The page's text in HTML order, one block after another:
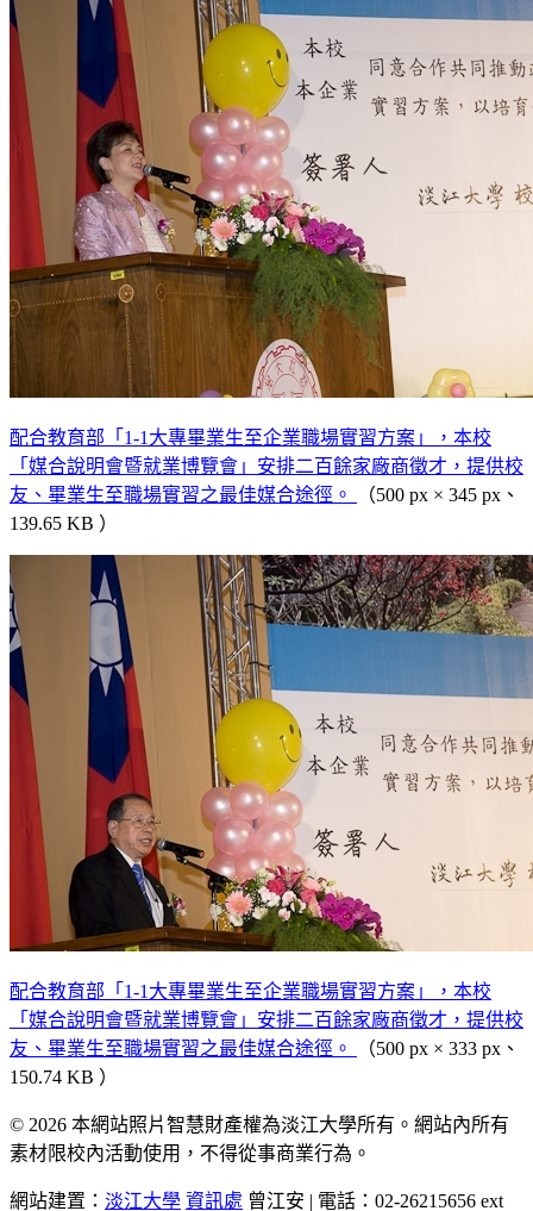
配合教育部「1-1大專畢業生至企業職場實習方案」，本校
「媒合說明會暨就業博覽會」安排二百餘家廠商徵才，提供校
友、畢業生至職場實習之最佳媒合途徑。
（500 px × 345 px、
139.65 KB ）
配合教育部「1-1大專畢業生至企業職場實習方案」，本校
「媒合說明會暨就業博覽會」安排二百餘家廠商徵才，提供校
友、畢業生至職場實習之最佳媒合途徑。
（500 px × 333 px、
150.74 KB ）
© 2026 本網站照片智慧財產權為淡江大學所有。網站內所有
素材限校內活動使用，不得從事商業行為。
網站建置： 淡江大學 資訊處 曾江安 | 電話：02-26215656 ext